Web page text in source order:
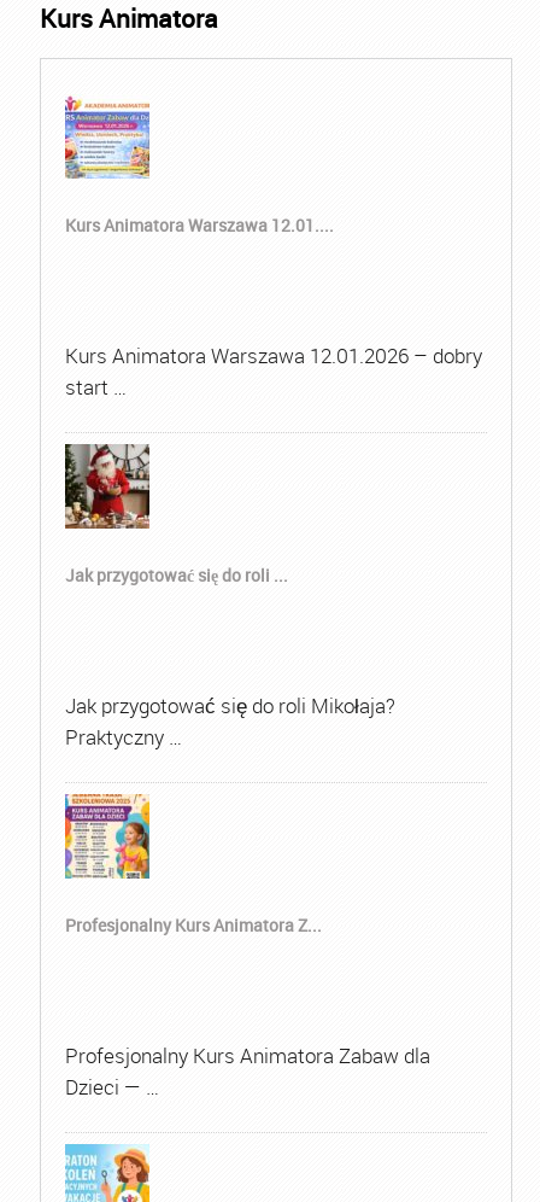
Kurs Animatora
Kurs Animatora Warszawa 12.01....
Kurs Animatora Warszawa 12.01.2026 – dobry
start …
Jak przygotować się do roli ...
Jak przygotować się do roli Mikołaja?
Praktyczny …
Profesjonalny Kurs Animatora Z...
Profesjonalny Kurs Animatora Zabaw dla
Dzieci — …